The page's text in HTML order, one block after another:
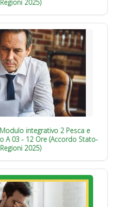
Regioni 2025)
integrativo 2 Pesca e
A 03 - 12 Ore (Accordo Stato-
Regioni 2025)